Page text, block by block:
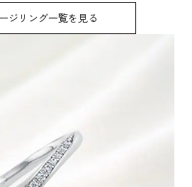
ジリング一覧を見る